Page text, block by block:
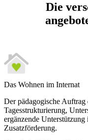
Die
Das Wohnen im Internat
Der pädagogische Auftrag
Tagesstrukturierung,
ergänzende
Zusatzförderung.